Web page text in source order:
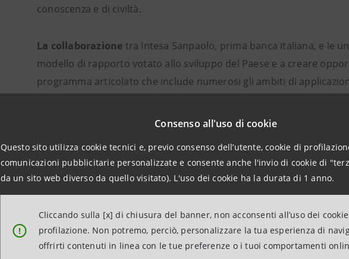
Consenso all'uso di cookie
Questo sito utilizza cookie tecnici e, previo consenso dell’utente, cookie di
comunicazioni pubblicitarie personalizzate e consente anche l'invio di cookie di
da un sito web diverso da quello visitato). L'uso dei cookie ha la durata di 1 anno.
!
Cliccando sulla [x] di chiusura del banner, non acconsenti all’uso dei
profilazione. Non potremo, perciò, personalizzare la tua esperienza di
offrirti contenuti in linea con le tue preferenze o i tuoi comportamenti
conoscenza e di civiltà.
La collaborazione tra Intesa Sanpaolo, prima banca italiana, e le
modello di rapporto votato allo sviluppo del Paese e a creare
programma articolato che include numerosi gli ambiti di
Hub di innovazione e incubatori: Questi spazi forniscono un
Intesa Sanpaolo Innovation Center, il Politecnico di Torino,
tra soggetti diversi pubblici e privati.
Centri di ricerca: Intesa Sanpaolo conduce centri di ricerca
scambi. Dal 2017 il polo universitario di San Giovanni a
Intesa Sanpaolo assieme all’ateneo campano: un punto di
imprese e università, che offre sostegno pratico e finanziario.